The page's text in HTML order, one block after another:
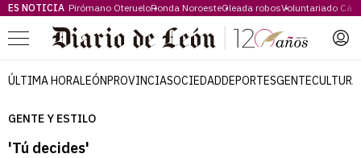
ES NOTICIA Pirómano OterueloRonda NoroesteOleada robosVoluntariado
Menú
ÚLTIMA HORALEÓNPROVINCIASOCIEDADDEPORTESGENTECULTURA
GENTE Y ESTILO
'Tú decides'